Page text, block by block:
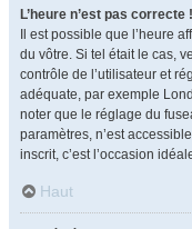
L’heure n’est pas correcte !
Il est possible que l’heure
du vôtre. Si tel était le cas,
contrôle de l’utilisateur et
adéquate, par exemple
noter que le réglage du
paramètres, n’est
inscrit, c’est l’occasion
Haut